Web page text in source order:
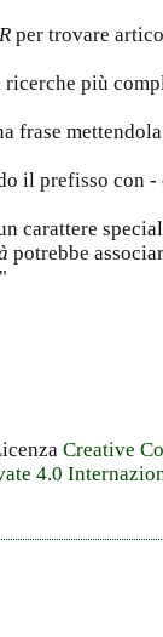
per trovare
ricerche più
frase
il prefisso con -
carattere
potrebbe
Creative
4.0